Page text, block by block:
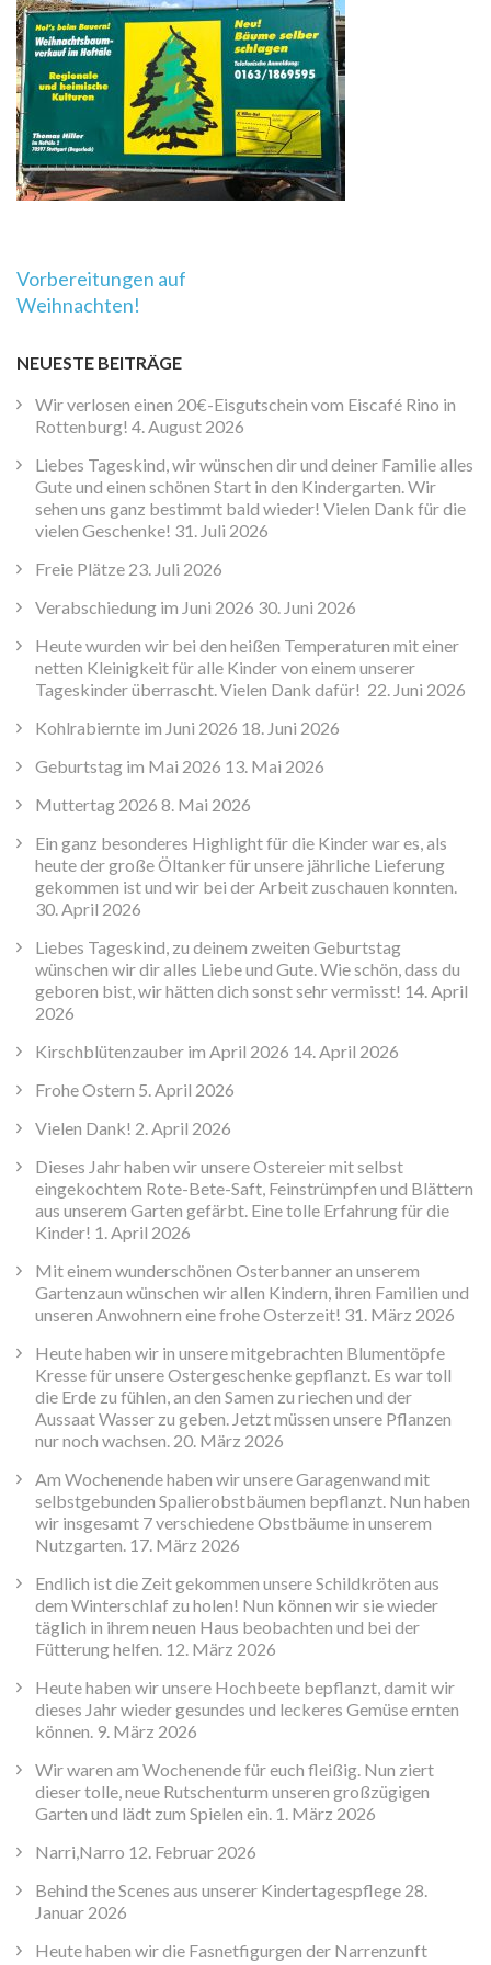
Beitragsnavigation
Vorbereitungen auf
Weihnachten!
NEUESTE BEITRÄGE
Wir verlosen einen 20€-Eisgutschein vom Eiscafé Rino in
Rottenburg! 4. August 2026
Liebes Tageskind, wir wünschen dir und deiner Familie alles
Gute und einen schönen Start in den Kindergarten. Wir
sehen uns ganz bestimmt bald wieder! Vielen Dank für die
vielen Geschenke! 31. Juli 2026
Freie Plätze 23. Juli 2026
Verabschiedung im Juni 2026 30. Juni 2026
Heute wurden wir bei den heißen Temperaturen mit einer
netten Kleinigkeit für alle Kinder von einem unserer
Tageskinder überrascht. Vielen Dank dafür! 22. Juni 2026
Kohlrabiernte im Juni 2026 18. Juni 2026
Geburtstag im Mai 2026 13. Mai 2026
Muttertag 2026 8. Mai 2026
Ein ganz besonderes Highlight für die Kinder war es, als
heute der große Öltanker für unsere jährliche Lieferung
gekommen ist und wir bei der Arbeit zuschauen konnten.
30. April 2026
Liebes Tageskind, zu deinem zweiten Geburtstag
wünschen wir dir alles Liebe und Gute. Wie schön, dass du
geboren bist, wir hätten dich sonst sehr vermisst! 14. April
2026
Kirschblütenzauber im April 2026 14. April 2026
Frohe Ostern 5. April 2026
Vielen Dank! 2. April 2026
Dieses Jahr haben wir unsere Ostereier mit selbst
eingekochtem Rote-Bete-Saft, Feinstrümpfen und Blättern
aus unserem Garten gefärbt. Eine tolle Erfahrung für die
Kinder! 1. April 2026
Mit einem wunderschönen Osterbanner an unserem
Gartenzaun wünschen wir allen Kindern, ihren Familien und
unseren Anwohnern eine frohe Osterzeit! 31. März 2026
Heute haben wir in unsere mitgebrachten Blumentöpfe
Kresse für unsere Ostergeschenke gepflanzt. Es war toll
die Erde zu fühlen, an den Samen zu riechen und der
Aussaat Wasser zu geben. Jetzt müssen unsere Pflanzen
nur noch wachsen. 20. März 2026
Am Wochenende haben wir unsere Garagenwand mit
selbstgebunden Spalierobstbäumen bepflanzt. Nun haben
wir insgesamt 7 verschiedene Obstbäume in unserem
Nutzgarten. 17. März 2026
Endlich ist die Zeit gekommen unsere Schildkröten aus
dem Winterschlaf zu holen! Nun können wir sie wieder
täglich in ihrem neuen Haus beobachten und bei der
Fütterung helfen. 12. März 2026
Heute haben wir unsere Hochbeete bepflanzt, damit wir
dieses Jahr wieder gesundes und leckeres Gemüse ernten
können. 9. März 2026
Wir waren am Wochenende für euch fleißig. Nun ziert
dieser tolle, neue Rutschenturm unseren großzügigen
Garten und lädt zum Spielen ein. 1. März 2026
Narri,Narro 12. Februar 2026
Behind the Scenes aus unserer Kindertagespflege 28.
Januar 2026
Heute haben wir die Fasnetfigurgen der Narrenzunft